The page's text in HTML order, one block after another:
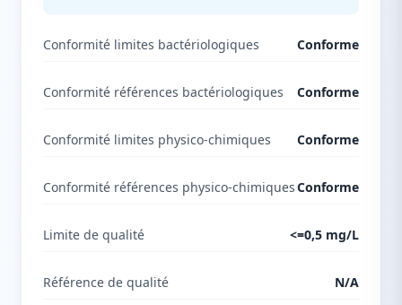
Conformité limites bactériologiques Conforme
Conformité références bactériologiques Conforme
Conformité limites physico-chimiques Conforme
Conformité références physico-chimiquesConforme
Limite de qualité <=0,5 mg/L
Référence de qualité N/A